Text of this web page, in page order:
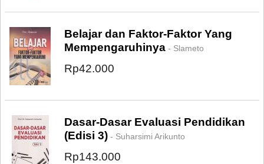
Belajar dan Faktor-Faktor Yang
Mempengaruhinya - Slameto
Rp42.000
Dasar-Dasar Evaluasi Pendidikan
(Edisi 3) - Suharsimi Arikunto
Rp143.000